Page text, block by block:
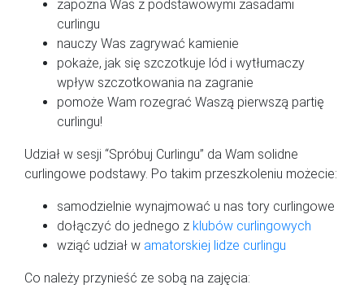
zapozna Was z podstawowymi zasadami
curlingu
nauczy Was zagrywać kamienie
pokaże, jak się szczotkuje lód i wytłumaczy
wpływ szczotkowania na zagranie
pomoże Wam rozegrać Waszą pierwszą partię
curlingu!
Udział w sesji “Spróbuj Curlingu” da Wam solidne
curlingowe podstawy. Po takim przeszkoleniu możecie:
samodzielnie wynajmować u nas tory curlingowe
dołączyć do jednego z klubów curlingowych
wziąć udział w amatorskiej lidze curlingu
Co należy przynieść ze sobą na zajęcia: